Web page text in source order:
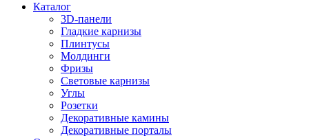
Каталог
3D-панели
Гладкие карнизы
Плинтусы
Молдинги
Фризы
Световые карнизы
Углы
Розетки
Декоративные камины
Декоративные порталы